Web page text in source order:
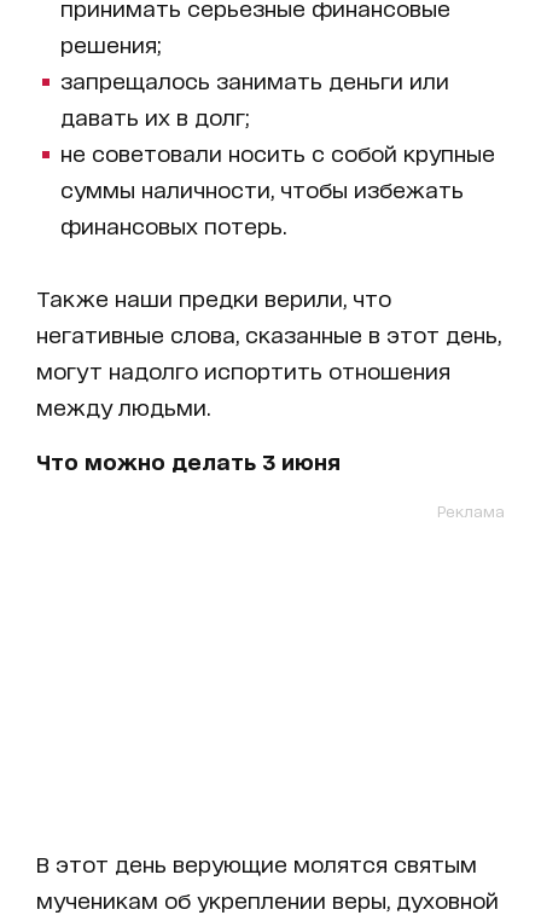
принимать серьезные финансовые
решения;
запрещалось занимать деньги или
давать их в долг;
не советовали носить с собой крупные
суммы наличности, чтобы избежать
финансовых потерь.
Также наши предки верили, что
негативные слова, сказанные в этот день,
могут надолго испортить отношения
между людьми.
Что можно делать 3 июня
Реклама
В этот день верующие молятся святым
мученикам об укреплении веры, духовной